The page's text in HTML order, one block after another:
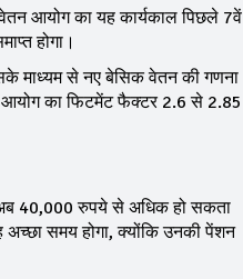
आयोग का यह कार्यकाल पिछले 7वें
होगा।
माध्यम से नए बेसिक वेतन की गणना
आयोग का फिटमेंट फैक्टर 2.6 से 2.85
40,000 रुपये से अधिक हो सकता
समय होगा, क्योंकि उनकी पेंशन